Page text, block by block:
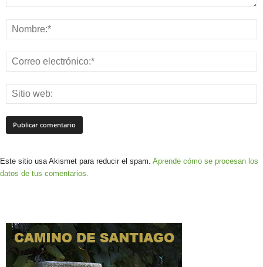
Este sitio usa Akismet para reducir el spam. Aprende cómo se procesan los
datos de tus comentarios.